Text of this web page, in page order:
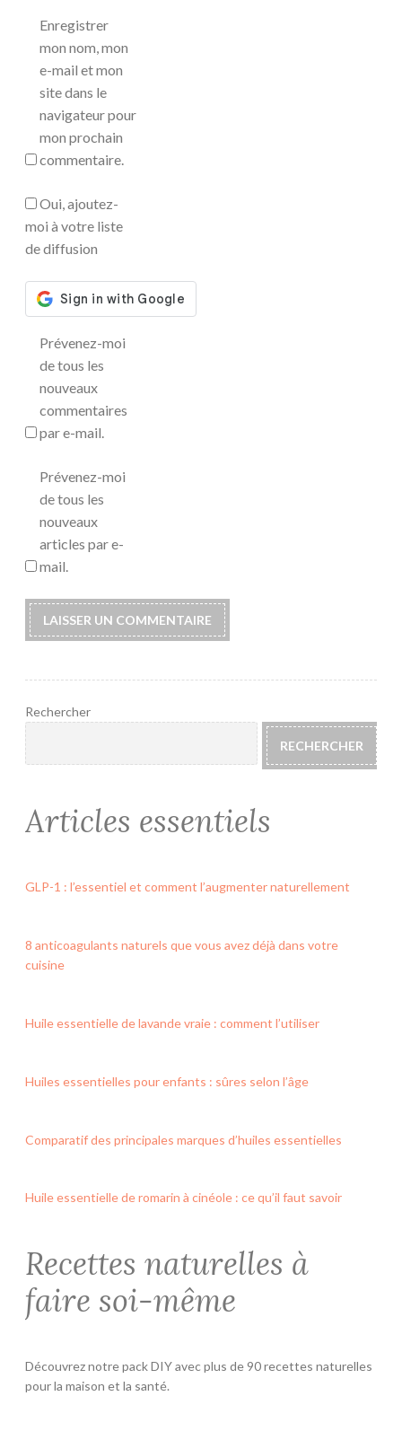
Enregistrer
mon nom, mon
e-mail et mon
site dans le
navigateur pour
mon prochain
commentaire.
Oui, ajoutez-
moi à votre liste
de diffusion
Prévenez-moi
de tous les
nouveaux
commentaires
par e-mail.
Prévenez-moi
de tous les
nouveaux
articles par e-
mail.
Rechercher
RECHERCHER
Articles essentiels
GLP-1 : l’essentiel et comment l’augmenter naturellement
8 anticoagulants naturels que vous avez déjà dans votre
cuisine
Huile essentielle de lavande vraie : comment l’utiliser
Huiles essentielles pour enfants : sûres selon l’âge
Comparatif des principales marques d’huiles essentielles
Huile essentielle de romarin à cinéole : ce qu’il faut savoir
Recettes naturelles à
faire soi-même
Découvrez notre pack DIY avec plus de 90 recettes naturelles
pour la maison et la santé.